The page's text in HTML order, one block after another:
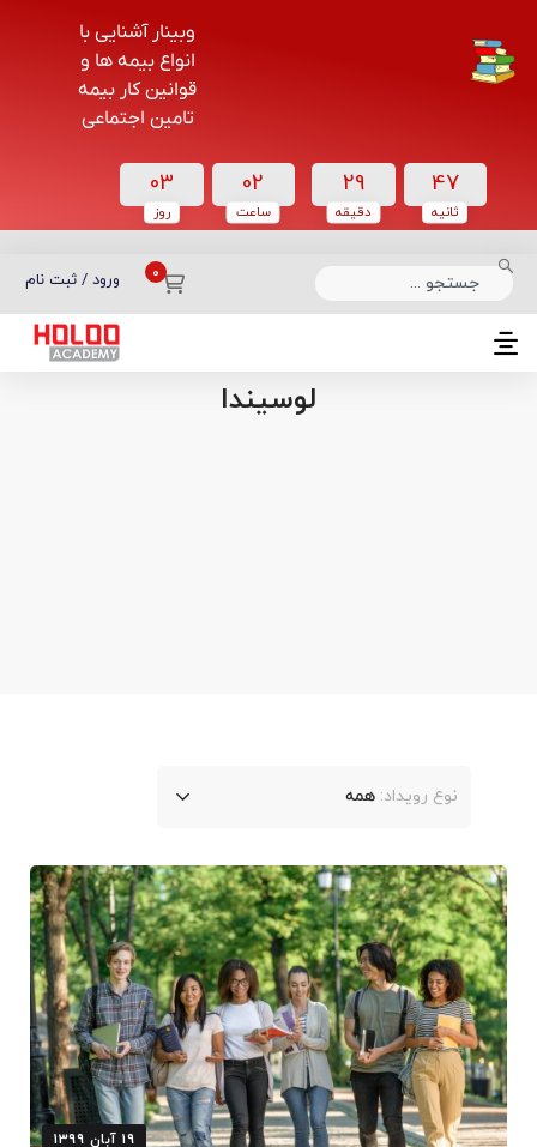
وبینار آشنایی با
انواع بیمه ها و
قوانین کار بیمه
تامین اجتماعی
03
روز
02
ساعت‌
29
دقیقه
46
ثانیه
ورود / ثبت نام
دسته بندی دوره‌ها
صفحه اصلی
لوسیندا
نوع رویداد: همه
۱۹ آبان ۱۳۹۹